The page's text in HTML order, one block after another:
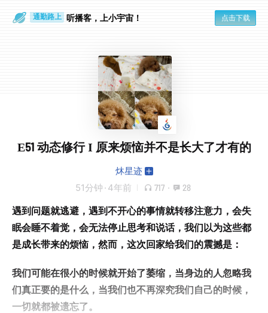
通勤路上 听播客，上小宇宙！ 点击下载
E51 动态修行 I 原来烦恼并不是长大了才有的
炑星迹
51分钟 · 4年前 717 · 28
遇到问题就逃避，遇到不开心的事情就转移注意力，会失
眠会睡不着觉，会无法停止思考和说话，我们以为这些都
是成长带来的烦恼，然而，这次回家给我们的震撼是：
我们可能在很小的时候就开始了萎缩，当身边的人忽略我
们真正要的是什么，当我们也不再深究我们自己的时候，
一切就都被遗忘了。